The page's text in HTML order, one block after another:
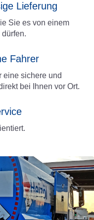
Lieferung
Sie es von einem
Fahrer
eine sichere und
bei Ihnen vor Ort.